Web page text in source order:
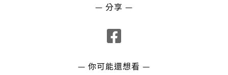
— 分享 —
— 你可能還想看 —